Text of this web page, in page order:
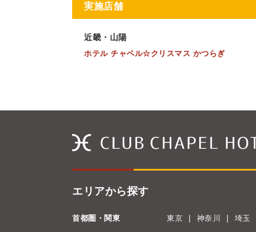
実施店舗
近畿・山陽
ホテル チャペル☆クリスマス かつらぎ
エリアから探す
首都圏・関東 東京 神奈川 埼玉